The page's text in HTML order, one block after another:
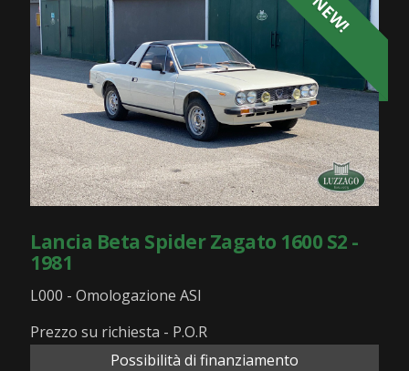
NEW!
Lancia Beta Spider Zagato 1600 S2 -
1981
L000 - Omologazione ASI
Prezzo su richiesta - P.O.R
Possibilità di finanziamento